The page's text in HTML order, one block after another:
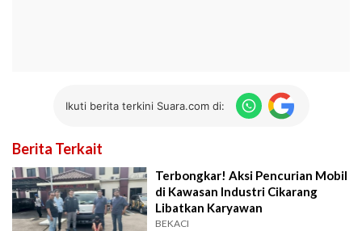
Ikuti berita terkini Suara.com di:
Berita Terkait
Terbongkar! Aksi Pencurian Mobil
di Kawasan Industri Cikarang
Libatkan Karyawan
BEKACI